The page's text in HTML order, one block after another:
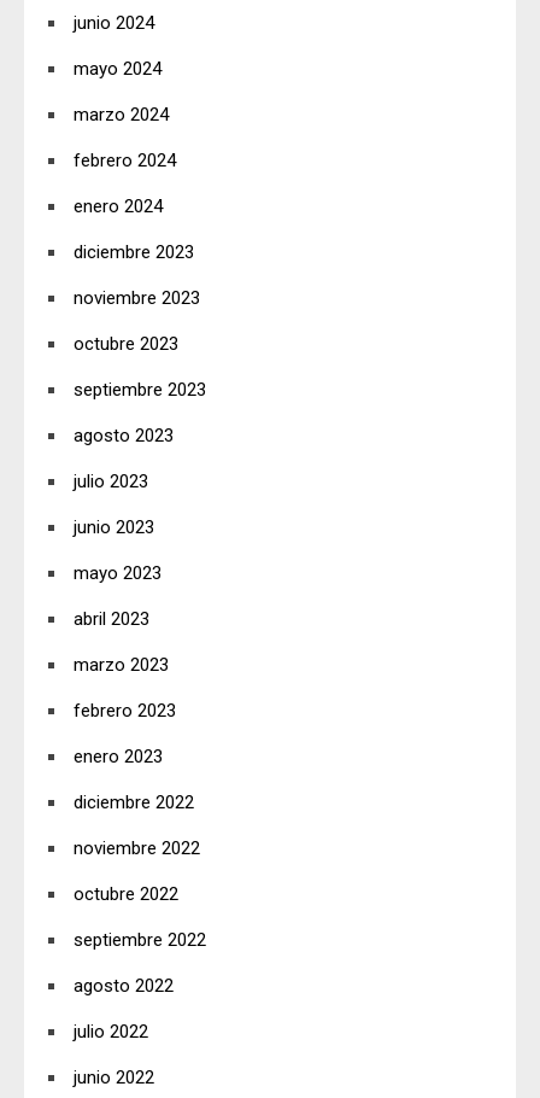
junio 2024
mayo 2024
marzo 2024
febrero 2024
enero 2024
diciembre 2023
noviembre 2023
octubre 2023
septiembre 2023
agosto 2023
julio 2023
junio 2023
mayo 2023
abril 2023
marzo 2023
febrero 2023
enero 2023
diciembre 2022
noviembre 2022
octubre 2022
septiembre 2022
agosto 2022
julio 2022
junio 2022